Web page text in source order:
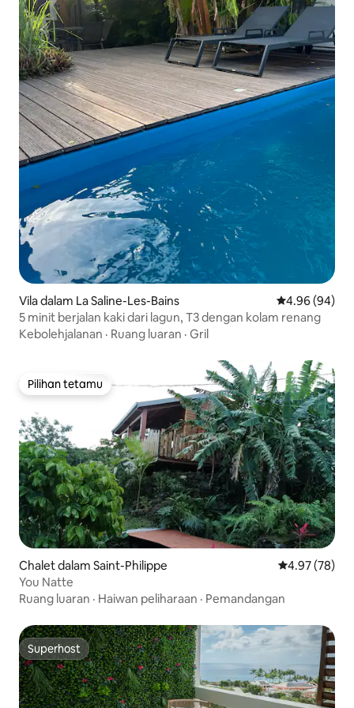
Vila dalam La Saline-Les-Bains Penarafan
4.96 (94)
5 minit berjalan kaki dari lagun, T3 dengan kolam renang
Kebolehjalanan · Ruang luaran · Gril
Pilihan tetamu
Pilihan tetamu
Chalet dalam Saint-Philippe Penarafan
4.97 (78)
You Natte
Ruang luaran · Haiwan peliharaan · Pemandangan
Superhost
Superhost